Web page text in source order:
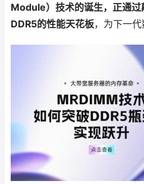
Module）技术的诞生，正通过
DDR5的性能天花板，为下一代